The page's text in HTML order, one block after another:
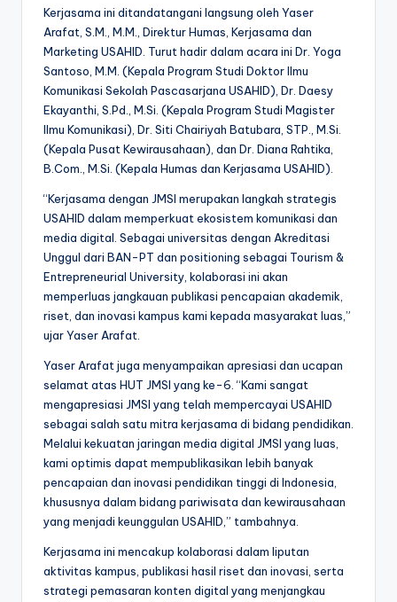
Kerjasama ini ditandatangani langsung oleh Yaser
Arafat, S.M., M.M., Direktur Humas, Kerjasama dan
Marketing USAHID. Turut hadir dalam acara ini Dr. Yoga
Santoso, M.M. (Kepala Program Studi Doktor Ilmu
Komunikasi Sekolah Pascasarjana USAHID), Dr. Daesy
Ekayanthi, S.Pd., M.Si. (Kepala Program Studi Magister
Ilmu Komunikasi), Dr. Siti Chairiyah Batubara, STP., M.Si.
(Kepala Pusat Kewirausahaan), dan Dr. Diana Rahtika,
B.Com., M.Si. (Kepala Humas dan Kerjasama USAHID).
“Kerjasama dengan JMSI merupakan langkah strategis
USAHID dalam memperkuat ekosistem komunikasi dan
media digital. Sebagai universitas dengan Akreditasi
Unggul dari BAN-PT dan positioning sebagai Tourism &
Entrepreneurial University, kolaborasi ini akan
memperluas jangkauan publikasi pencapaian akademik,
riset, dan inovasi kampus kami kepada masyarakat luas,”
ujar Yaser Arafat.
Yaser Arafat juga menyampaikan apresiasi dan ucapan
selamat atas HUT JMSI yang ke-6. “Kami sangat
mengapresiasi JMSI yang telah mempercayai USAHID
sebagai salah satu mitra kerjasama di bidang pendidikan.
Melalui kekuatan jaringan media digital JMSI yang luas,
kami optimis dapat mempublikasikan lebih banyak
pencapaian dan inovasi pendidikan tinggi di Indonesia,
khususnya dalam bidang pariwisata dan kewirausahaan
yang menjadi keunggulan USAHID,” tambahnya.
Kerjasama ini mencakup kolaborasi dalam liputan
aktivitas kampus, publikasi hasil riset dan inovasi, serta
strategi pemasaran konten digital yang menjangkau